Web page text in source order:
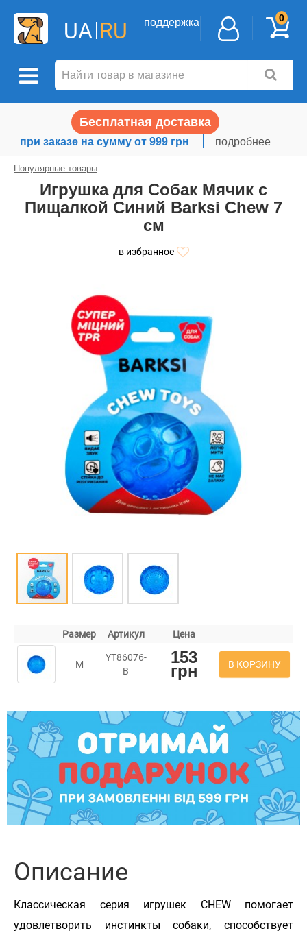
UA RU поддержка 0
Бесплатная доставка
при заказе на сумму от 999 грн подробнее
Популярные товары
Игрушка для Собак Мячик с
Пищалкой Синий Barksi Chew 7
см
в избранное
Размер Артикул Цена
M
YT86076-
B
153
грн В КОРЗИНУ
Описание
Классическая серия игрушек CHEW помогает
удовлетворить инстинкты собаки, способствует